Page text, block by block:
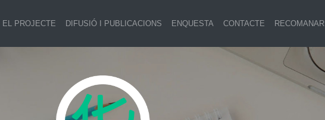
EL PROJECTE DIFUSIÓ I PUBLICACIONS ENQUESTA CONTACTE RECOMANAR